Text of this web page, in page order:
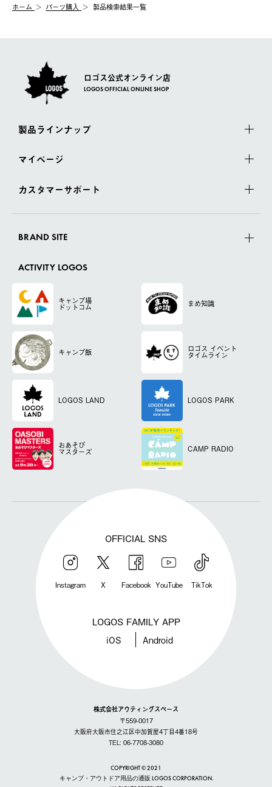
ホーム パーツ購入 製品検索結果⼀覧
ロゴス公式オンライン店
LOGOS OFFICIAL ONLINE SHOP
製品ラインナップ
マイページ
カスタマーサポート
BRAND SITE
ACTIVITY LOGOS
キャンプ場
ドットコム まめ知識
キャンプ飯 ロゴス イベント
タイムライン
LOGOS LAND LOGOS PARK
おあそび
マスターズ CAMP RADIO
OFFICIAL SNS
Instagram X Facebook YouTube TikTok
LOGOS FAMILY APP
iOS Android
株式会社アウティングスペース
〒559-0017
大阪府大阪市住之江区中加賀屋4丁目4番18号
TEL: 06-7708-3080
COPYRIGHT © 2021
キャンプ・アウトドア用品の通販 LOGOS CORPORATION.